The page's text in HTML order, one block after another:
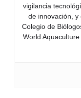
vigilancia
de innovación, y
Colegio de
World